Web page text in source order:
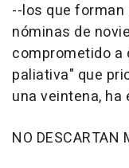
--los que forman
nóminas de
comprometido a
paliativa" que
una veintena, ha
NO DESCARTAN